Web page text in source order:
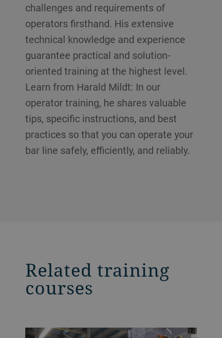
challenges and requirements of
operators firsthand. His extensive
technical knowledge and experience
guarantee practical and solution-
oriented training at the highest level.
Learn from Harald Mildt: In our
operator training, he shares valuable
tips, specific instructions, and best
practices so that you can operate your
bar line safely, efficiently, and reliably.
Related training
courses